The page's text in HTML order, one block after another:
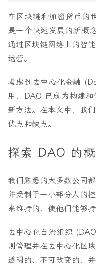
在区块链和加密货币的
是一个快速发展的新概
通过区块链网络上的智
运营。
考虑到去中心化金融
用，DAO 已成为构建
新方法。在本文中，我
优点和缺点。
探索 DAO 的
我们熟悉的大多数公司
并受制于一小部分人的
来维持的，使他们能够
去中心化自治组织
则管理并在去中心化区
透明的、不可改变的，